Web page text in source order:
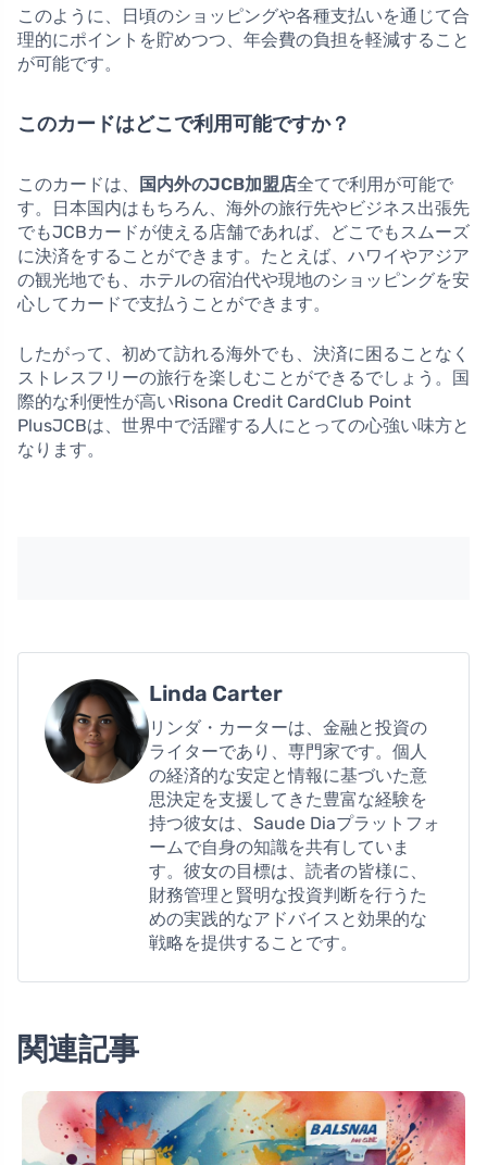
このように、日頃のショッピングや各種支払いを通じて合
理的にポイントを貯めつつ、年会費の負担を軽減すること
が可能です。
このカードはどこで利用可能ですか？
このカードは、 国内外のJCB加盟店全てで利用が可能で
す。日本国内はもちろん、海外の旅行先やビジネス出張先
でもJCBカードが使える店舗であれば、どこでもスムーズ
に決済をすることができます。たとえば、ハワイやアジア
の観光地でも、ホテルの宿泊代や現地のショッピングを安
心してカードで支払うことができます。
したがって、初めて訪れる海外でも、決済に困ることなく
ストレスフリーの旅行を楽しむことができるでしょう。国
際的な利便性が高いRisona Credit CardClub Point
PlusJCBは、世界中で活躍する人にとっての心強い味方と
なります。
Linda Carter
リンダ・カーターは、金融と投資の
ライターであり、専門家です。個人
の経済的な安定と情報に基づいた意
思決定を支援してきた豊富な経験を
持つ彼女は、Saude Diaプラットフォ
ームで自身の知識を共有していま
す。彼女の目標は、読者の皆様に、
財務管理と賢明な投資判断を行うた
めの実践的なアドバイスと効果的な
戦略を提供することです。
関連記事